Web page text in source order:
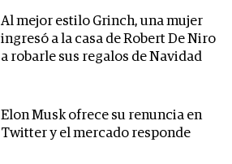
Al mejor estilo Grinch, una mujer
ingresó a la casa de Robert De Niro
a robarle sus regalos de Navidad
Elon Musk ofrece su renuncia en
Twitter y el mercado responde